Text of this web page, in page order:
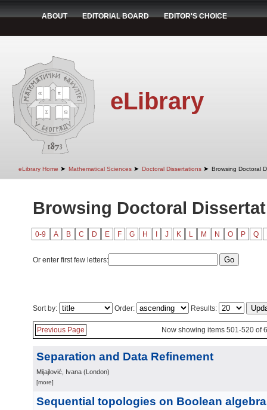
ABOUT EDITORIAL BOARD EDITOR'S CHOICE
eLibrary
eLibrary Home ➤ Mathematical Sciences ➤ Doctoral Dissertations ➤ Browsing Doctoral
Browsing Doctoral
0-9 A B C D E F G H J K L M N O P Q
Or enter first few letters:
Sort by: Order: Results:
Previous Page Now showing items 501-520 of
Separation and Data Refinement
Mijajlović, Ivana (London)
[more]
Sequential topologies on Boolean